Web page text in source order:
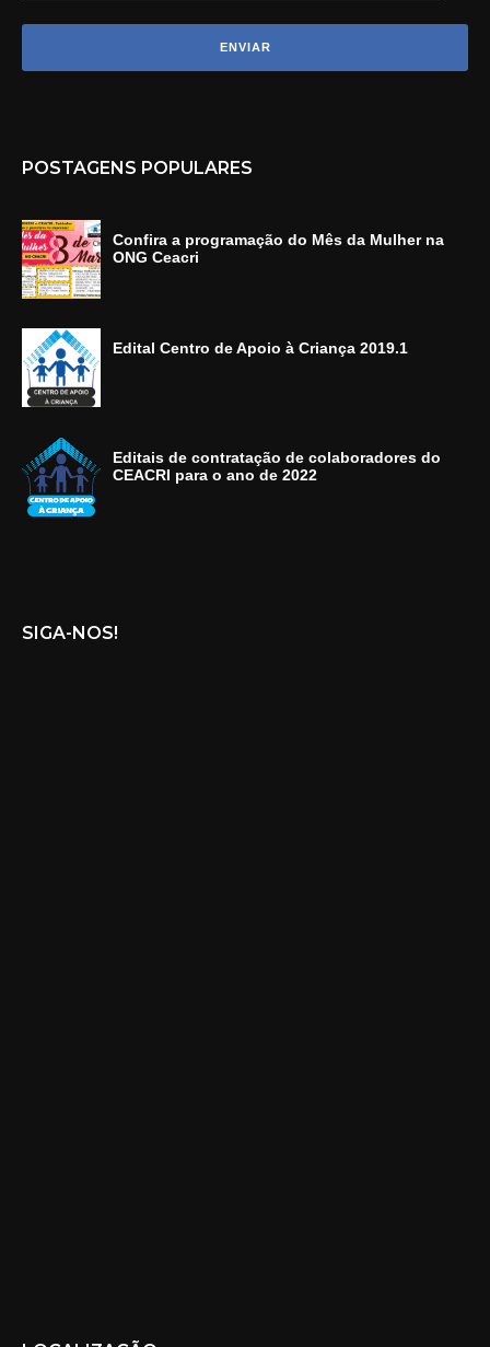
POSTAGENS POPULARES
Confira a programação do Mês da Mulher na
ONG Ceacri
Edital Centro de Apoio à Criança 2019.1
Editais de contratação de colaboradores do
CEACRI para o ano de 2022
SIGA-NOS!